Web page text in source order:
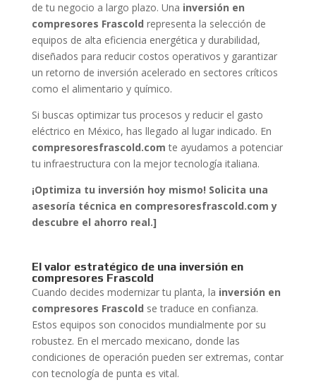
de tu negocio a largo plazo. Una inversión en
compresores Frascold representa la selección de
equipos de alta eficiencia energética y durabilidad,
diseñados para reducir costos operativos y garantizar
un retorno de inversión acelerado en sectores críticos
como el alimentario y químico.
Si buscas optimizar tus procesos y reducir el gasto
eléctrico en México, has llegado al lugar indicado. En
compresoresfrascold.com te ayudamos a potenciar
tu infraestructura con la mejor tecnología italiana.
¡Optimiza tu inversión hoy mismo! Solicita una
asesoría técnica en compresoresfrascold.com y
descubre el ahorro real.]
El valor estratégico de una inversión en
compresores Frascold
Cuando decides modernizar tu planta, la inversión en
compresores Frascold se traduce en confianza.
Estos equipos son conocidos mundialmente por su
robustez. En el mercado mexicano, donde las
condiciones de operación pueden ser extremas, contar
con tecnología de punta es vital.